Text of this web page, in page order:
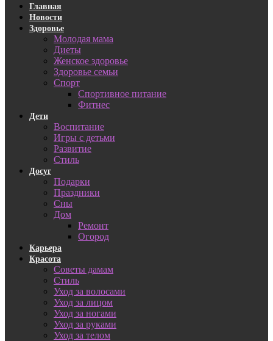
Главная
Новости
Здоровье
Молодая мама
Диеты
Женское здоровье
Здоровье семьи
Спорт
Спортивное питание
Фитнес
Дети
Воспитание
Игры с детьми
Развитие
Стиль
Досуг
Подарки
Праздники
Сны
Дом
Ремонт
Огород
Карьера
Красота
Советы дамам
Стиль
Уход за волосами
Уход за лицом
Уход за ногами
Уход за руками
Уход за телом